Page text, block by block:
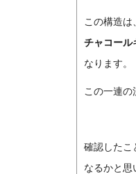
この構造
チャコール
なります。
この一連の
確認したこ
なるかと思